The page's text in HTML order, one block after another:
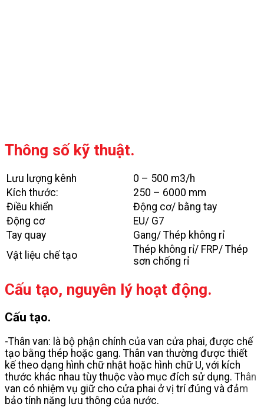
Thông số kỹ thuật.
Lưu lượng kênh
0 – 500 m3/h
Kích thước:
250 – 6000 mm
Điều khiển
Động cơ/ bằng tay
Động cơ
EU/ G7
Tay quay
Gang/ Thép không rỉ
Vật liệu chế tạo
Thép không rỉ/ FRP/ Thép
sơn chống rỉ
Cấu tạo, nguyên lý hoạt động.
Cấu tạo.
-Thân van: là bộ phận chính của van cửa phai, được chế
tạo bằng thép hoặc gang. Thân van thường được thiết
kế theo dạng hình chữ nhật hoặc hình chữ U, với kích
thước khác nhau tùy thuộc vào mục đích sử dụng. Thân
van có nhiệm vụ giữ cho cửa phai ở vị trí đúng và đảm
bảo tính năng lưu thông của nước.